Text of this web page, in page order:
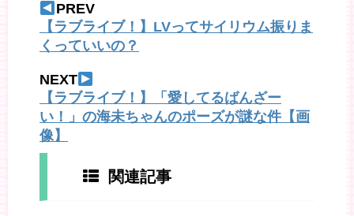
PREV
【ラブライブ！】LVってサイリウム振りま
くっていいの？
NEXT
【ラブライブ！】「愛してるばんざー
い！」の海未ちゃんのポーズが謎な件【画
像】
関連記事